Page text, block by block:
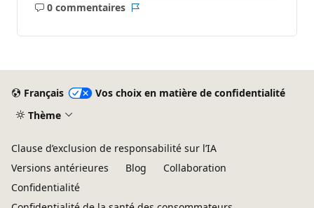
0 commentaires
Aucun
Français
Vos choix en matière de confidentialité
Thème
Clause d’exclusion de responsabilité sur l’IA
Versions antérieures
Blog
Collaboration
Confidentialité